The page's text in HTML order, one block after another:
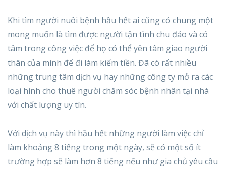
Khi tìm người nuôi bệnh hầu hết ai cũng có chung một
mong muốn là tìm được người tận tình chu đáo và có
tâm trong công việc để họ có thể yên tâm giao người
thân của mình để đi làm kiếm tiền. Đã có rất nhiều
những trung tâm dịch vụ hay những công ty mở ra các
loại hình cho thuê người chăm sóc bệnh nhân tại nhà
với chất lượng uy tín.
Với dịch vụ này thì hầu hết những người làm việc chỉ
làm khoảng 8 tiếng trong một ngày, sẽ có một số ít
trường hợp sẽ làm hơn 8 tiếng nếu như gia chủ yêu cầu